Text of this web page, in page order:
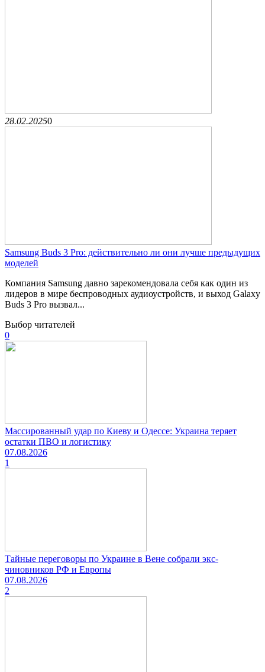
28.02.20250
Samsung Buds 3 Pro: действительно ли они лучше предыдущих
моделей
Компания Samsung давно зарекомендовала себя как один из
лидеров в мире беспроводных аудиоустройств, и выход Galaxy
Buds 3 Pro вызвал...
Выбор читателей
0
Массированный удар по Киеву и Одессе: Украина теряет
остатки ПВО и логистику
07.08.2026
1
Тайные переговоры по Украине в Вене собрали экс-
чиновников РФ и Европы
07.08.2026
2